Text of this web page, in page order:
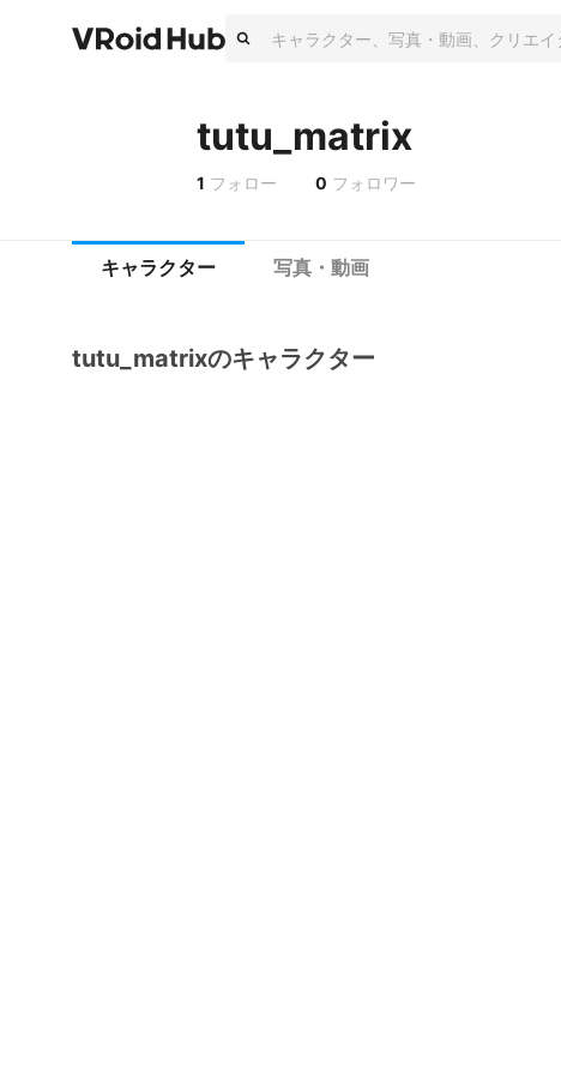
tutu_matrix
1 フォロー 0 フォロワー
キャラクター 写真・動画
tutu_matrixのキャラクター